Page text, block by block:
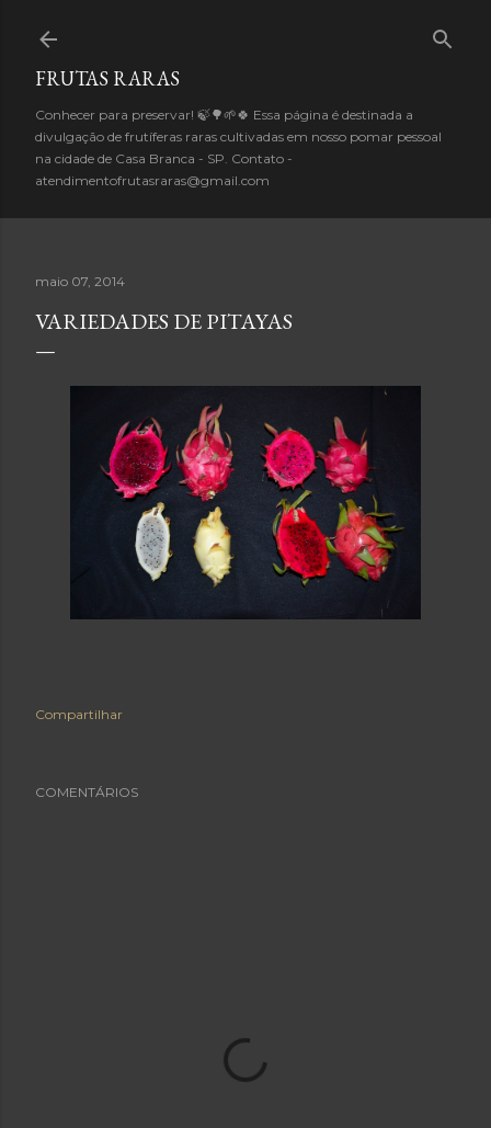
FRUTAS RARAS
Conhecer para preservar! 🍃🌳🌱🍀 Essa página é destinada a
divulgação de frutíferas raras cultivadas em nosso pomar pessoal
na cidade de Casa Branca - SP. Contato -
atendimentofrutasraras@gmail.com
maio 07, 2014
VARIEDADES DE PITAYAS
Compartilhar
COMENTÁRIOS